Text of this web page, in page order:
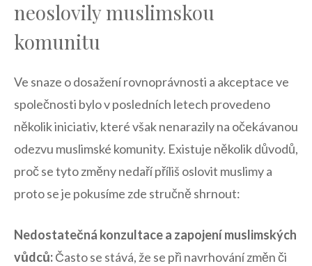
neoslovily muslimskou
komunitu
Ve ​snaze o dosažení rovnoprávnosti a akceptace ve⁣
společnosti bylo ‌v posledních letech provedeno
několik iniciativ, které však nenarazily na očekávanou
odezvu‍ muslimské komunity. ‍Existuje několik důvodů,
proč se⁢ tyto změny nedaří příliš ‍oslovit muslimy a
proto se je pokusíme zde stručně​ shrnout:
Nedostatečná konzultace a​ zapojení ⁢muslimských
vůdců:Často se stává, že se při navrhování ⁢změn či